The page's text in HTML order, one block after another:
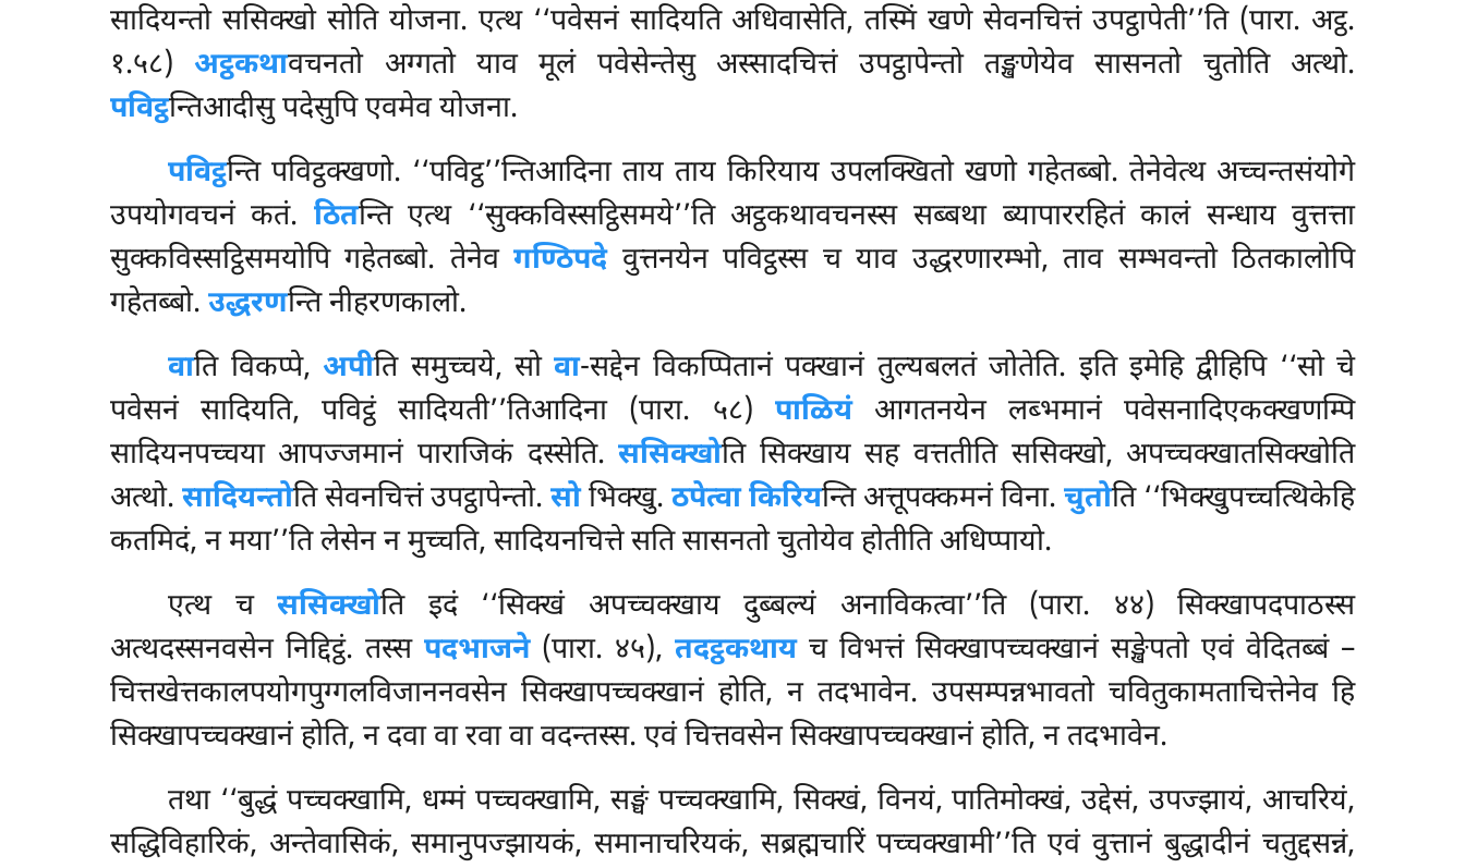
सादियन्तो ससिक्खो सोति योजना. एत्थ ‘‘पवेसनं सादियति अधिवासेति, तस्मिं खणे सेवनचित्तं उपट्ठापेती’’ति (पारा. अट्ठ.
१.५८) अट्ठकथावचनतो अग्गतो याव मूलं पवेसेन्तेसु अस्सादचित्तं उपट्ठापेन्तो तङ्खणेयेव सासनतो चुतोति अत्थो.
पविट्ठन्तिआदीसु पदेसुपि एवमेव योजना.
पविट्ठन्ति पविट्ठक्खणो. ‘‘पविट्ठ’’न्तिआदिना ताय ताय किरियाय उपलक्खितो खणो गहेतब्बो. तेनेवेत्थ अच्चन्तसंयोगे
उपयोगवचनं कतं. ठितन्ति एत्थ ‘‘सुक्कविस्सट्ठिसमये’’ति अट्ठकथावचनस्स सब्बथा ब्यापाररहितं कालं सन्धाय वुत्तत्ता
सुक्कविस्सट्ठिसमयोपि गहेतब्बो. तेनेवगण्ठिपदेवुत्तनयेन पविट्ठस्स च याव उद्धरणारम्भो, ताव सम्भवन्तो ठितकालोपि
गहेतब्बो. उद्धरणन्ति नीहरणकालो.
वाति विकप्पे, अपीति समुच्चये, सोवा-सद्देन विकप्पितानं पक्खानं तुल्यबलतं जोतेति. इति इमेहि द्वीहिपि ‘‘सो चे
पवेसनं सादियति, पविट्ठं सादियती’’तिआदिना (पारा. ५८) पाळियंआगतनयेन लब्भमानं पवेसनादिएकक्खणम्पि
सादियनपच्चया आपज्जमानं पाराजिकं दस्सेति.ससिक्खोति सिक्खाय सह वत्ततीति ससिक्खो, अपच्चक्खातसिक्खोति
अत्थो. सादियन्तोति सेवनचित्तं उपट्ठापेन्तो. सोभिक्खु.ठपेत्वा किरियन्ति अत्तूपक्कमनं विना.चुतोति ‘‘भिक्खुपच्चत्थिकेहि
कतमिदं, न मया’’ति लेसेन न मुच्चति, सादियनचित्ते सति सासनतो चुतोयेव होतीति अधिप्पायो.
एत्थ चससिक्खोति इदं ‘‘सिक्खं अपच्चक्खाय दुब्बल्यं अनाविकत्वा’’ति (पारा. ४४) सिक्खापदपाठस्स
अत्थदस्सनवसेन निद्दिट्ठं. तस्स पदभाजने(पारा. ४५), तदट्ठकथायच विभत्तं सिक्खापच्चक्खानं सङ्खेपतो एवं वेदितब्बं –
चित्तखेत्तकालपयोगपुग्गलविजाननवसेन सिक्खापच्चक्खानं होति, न तदभावेन. उपसम्पन्नभावतो चवितुकामताचित्तेनेव हि
सिक्खापच्चक्खानं होति, न दवा वा रवा वा वदन्तस्स. एवं चित्तवसेन सिक्खापच्चक्खानं होति, न तदभावेन.
तथा ‘‘बुद्धं पच्चक्खामि, धम्मं पच्चक्खामि, सङ्घं पच्चक्खामि, सिक्खं, विनयं, पातिमोक्खं, उद्देसं, उपज्झायं, आचरियं,
सद्धिविहारिकं, अन्तेवासिकं, समानुपज्झायकं, समानाचरियकं, सब्रह्मचारिं पच्चक्खामी’’ति एवं वुत्तानं बुद्धादीनं चतुद्दसन्नं,